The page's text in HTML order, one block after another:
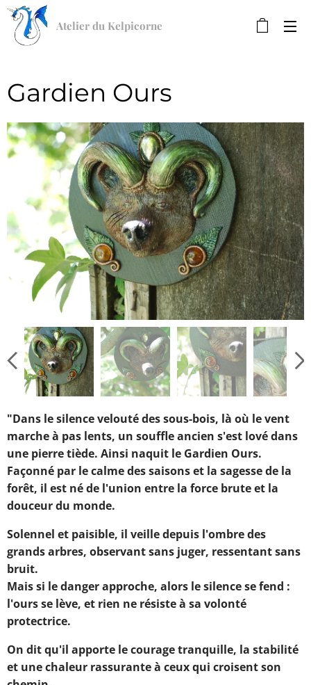
Atelier du Kelpicorne
Gardien Ours
"Dans le silence velouté des sous-bois, là où le vent
marche à pas lents, un souffle ancien s'est lové dans
une pierre tiède. Ainsi naquit le Gardien Ours.
Façonné par le calme des saisons et la sagesse de la
forêt, il est né de l'union entre la force brute et la
douceur du monde.
Solennel et paisible, il veille depuis l'ombre des
grands arbres, observant sans juger, ressentant sans
bruit.
Mais si le danger approche, alors le silence se fend :
l'ours se lève, et rien ne résiste à sa volonté
protectrice.
On dit qu'il apporte le courage tranquille, la stabilité
et une chaleur rassurante à ceux qui croisent son